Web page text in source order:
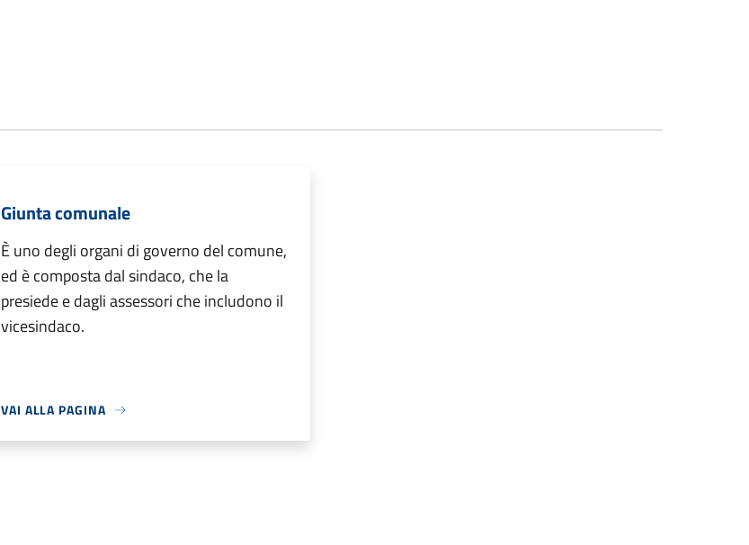
Giunta comunale
È uno degli organi di governo del comune,
ed è composta dal sindaco, che la
presiede e dagli assessori che includono il
vicesindaco.
VAI ALLA PAGINA